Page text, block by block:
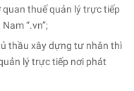
thuế quản lý trực tiếp
“.vn”;
thầu xây dựng tư nhân thì
lý trực tiếp nơi phát